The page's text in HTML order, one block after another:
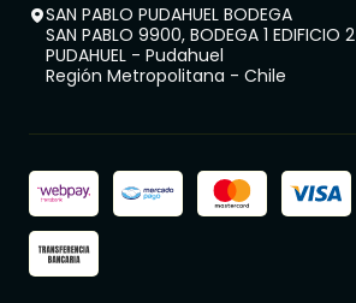
SAN PABLO PUDAHUEL BODEGA
SAN PABLO 9900, BODEGA 1 EDIFICIO 2
PUDAHUEL - Pudahuel
Región Metropolitana - Chile